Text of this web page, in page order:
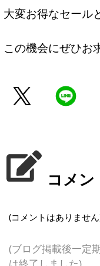
大変お得なセール
この機会にぜひお
コメン
(コメントはありませ
(ブログ掲載後一定